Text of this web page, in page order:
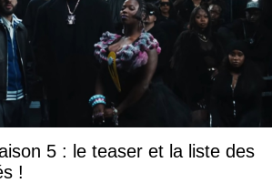
5 : le teaser et la liste des
!